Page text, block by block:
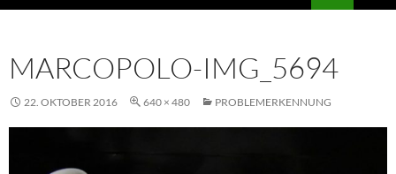
MARCOPOLO-IMG_5694
22. OKTOBER 2016 640 × 480 PROBLEMERKENNUNG